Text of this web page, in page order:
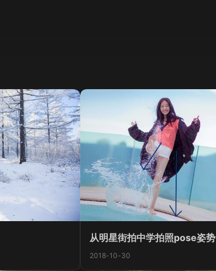
从明星街拍中学拍照pose姿势
2018-10-30